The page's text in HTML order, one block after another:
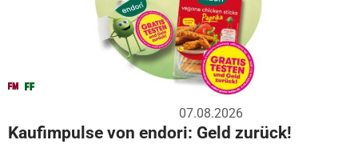
07.08.2026
Kaufimpulse von endori: Geld zurück!